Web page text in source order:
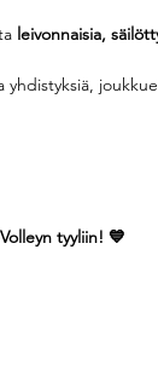
leivonnaisia,
yhdistyksiä,
tyyliin! 💙